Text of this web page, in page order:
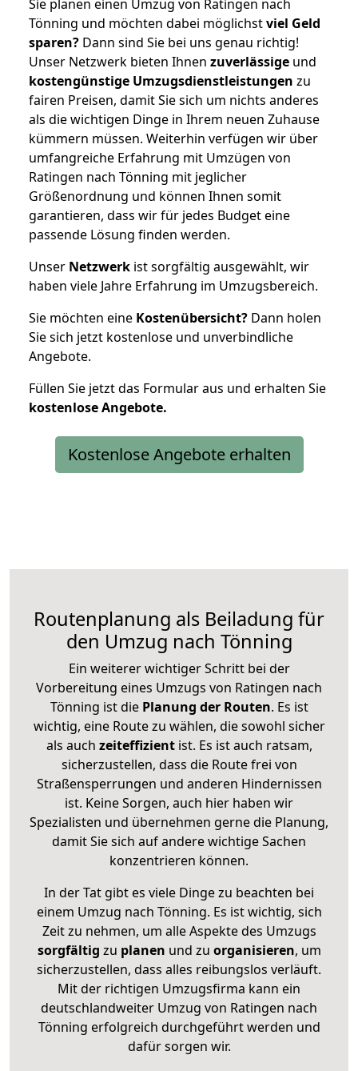
Sie planen einen Umzug von Ratingen nach
Tönning und möchten dabei möglichstviel Geld
sparen? Dann sind Sie bei uns genau richtig!
Unser Netzwerk bieten Ihnen zuverlässige und
kostengünstige Umzugsdienstleistungen zu
fairen Preisen, damit Sie sich um nichts anderes
als die wichtigen Dinge in Ihrem neuen Zuhause
kümmern müssen. Weiterhin verfügen wir über
umfangreiche Erfahrung mit Umzügen von
Ratingen nach Tönning mit jeglicher
Größenordnung und können Ihnen somit
garantieren, dass wir für jedes Budget eine
passende Lösung finden werden.
Unser Netzwerk ist sorgfältig ausgewählt, wir
haben viele Jahre Erfahrung im Umzugsbereich.
Sie möchten eine Kostenübersicht? Dann holen
Sie sich jetzt kostenlose und unverbindliche
Angebote.
Füllen Sie jetzt das Formular aus und erhalten Sie
kostenloseAngebote.
Kostenlose Angebote erhalten
Routenplanung als Beiladung für
den Umzug nach Tönning
Ein weiterer wichtiger Schritt bei der
Vorbereitung eines Umzugs von Ratingen nach
Tönning ist diePlanung der Routen. Es ist
wichtig, eine Route zu wählen, die sowohl sicher
als auch zeiteffizientist. Es ist auch ratsam,
sicherzustellen, dass die Route frei von
Straßensperrungen und anderen Hindernissen
ist. Keine Sorgen, auch hier haben wir
Spezialisten und übernehmen gerne die Planung,
damit Sie sich auf andere wichtige Sachen
konzentrieren können.
In der Tat gibt es viele Dinge zu beachten bei
einem Umzug nach Tönning. Es ist wichtig, sich
Zeit zu nehmen, um alle Aspekte des Umzugs
sorgfältig zu planen und zu organisieren, um
sicherzustellen, dass alles reibungslos verläuft.
Mit der richtigen Umzugsfirma kann ein
deutschlandweiter Umzug von Ratingen nach
Tönning erfolgreich durchgeführt werden und
dafür sorgen wir.